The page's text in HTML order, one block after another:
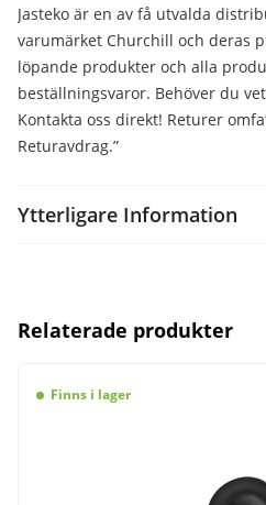
Jasteko är en av få utvalda
varumärket Churchill och deras
löpande produkter och alla
beställningsvaror. Behöver du
Kontakta oss direkt! Returer
Returavdrag.”
Ytterligare Information
Relaterade produkter
Finns i lager